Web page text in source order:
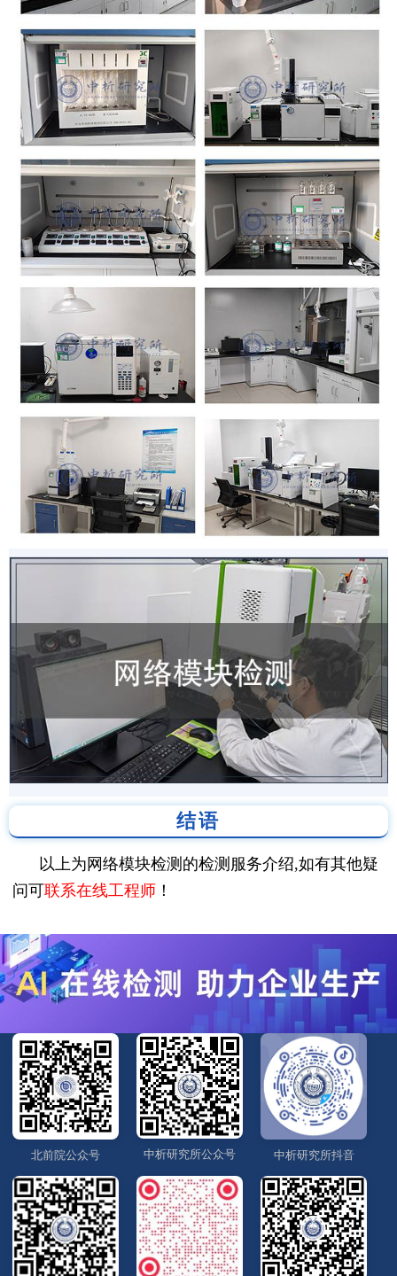
结语
以上为网络模块检测的检测服务介绍,如有其他疑
问可联系在线工程师 ！
北前院公众号 中析研究所公众号 中析研究所抖音